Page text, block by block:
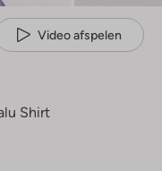
Video afspelen
Shirt